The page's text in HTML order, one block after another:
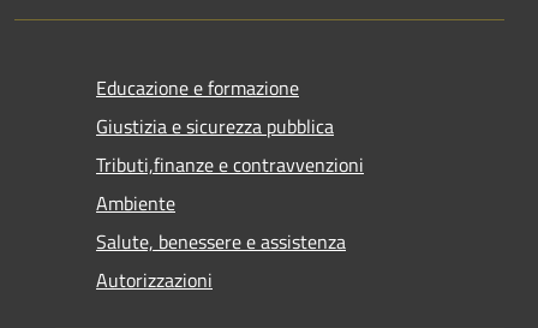
Educazione e formazione
Giustizia e sicurezza pubblica
Tributi,finanze e contravvenzioni
Ambiente
Salute, benessere e assistenza
Autorizzazioni